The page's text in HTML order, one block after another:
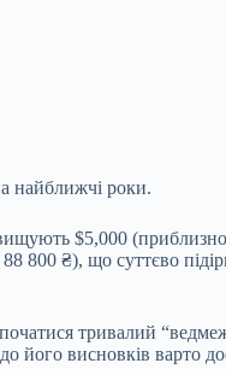
найближчі роки.
$5,000
800 ₴), що суттєво
тривалий
його висновків варто